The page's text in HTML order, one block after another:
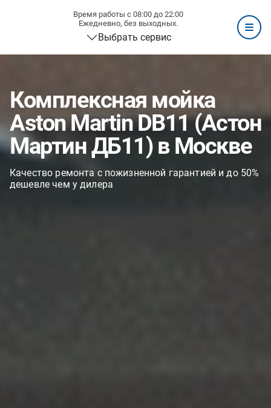
Время работы с 08:00 до 22:00
Ежедневно, без выходных.
Выбрать сервис
Комплексная мойка
Aston Martin DB11 (Астон
Мартин ДБ11) в Москве
Качество ремонта с пожизненной гарантией и до 50%
дешевле чем у дилера